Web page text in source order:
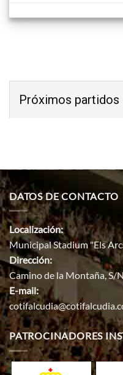
Próximos partidos
DATOS DE CONTACTO
Localización:
Municipal Stadium "Els
Dirección:
Camino de la Montaña, S/
E-mail:
PATROCINADORES